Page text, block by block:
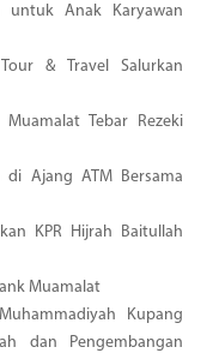
untuk Anak Karyawan
& Travel Salurkan
Tebar Rezeki
di Ajang ATM Bersama
KPR Hijrah Baitullah
Muamalat
Kupang
dan Pengembangan